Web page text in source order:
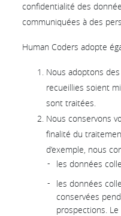
confidentialité des
communiquées à des
Human Coders adopte
Nous adoptons
recueillies soient
sont traitées.
Nous conservons
finalité du
d’exemple, nous
les données
les données
conservées
prospections.